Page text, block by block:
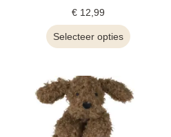
€ 12,99
Selecteer opties